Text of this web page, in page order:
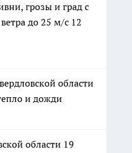
грозы и град с
до 25 м/с 12
области
и дожди
области 19